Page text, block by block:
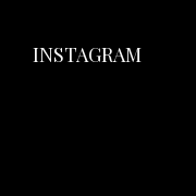
INSTAGRAM